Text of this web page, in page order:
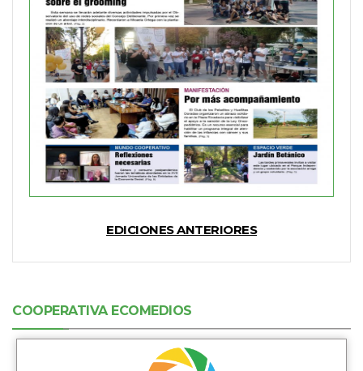
EDICIONES ANTERIORES
COOPERATIVA ECOMEDIOS